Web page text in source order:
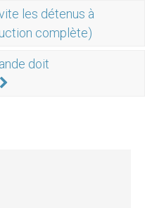
les détenus à
complète)
doit